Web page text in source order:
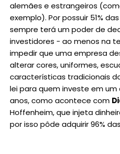
alemães e estrangeiros
exemplo). Por possuir 51%
sempre terá um poder de
investidores - ao menos na
impedir que uma empresa
alterar cores, uniformes,
características tradicionais
lei para quem investe em um
anos, como acontece com
Hoffenheim, que injeta
por isso pôde adquirir 96%